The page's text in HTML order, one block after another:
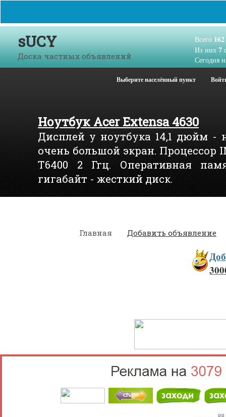
sUCY
Доска частных объявлений
Всего 162
Из них 7
Сегодня
Выберите населённый пункт
Ноутбук Acer Extensa 4630
Дисплей у ноутбука 14,1 дюйм -
очень большой экран. Процессор
T6400 2 Ггц. Оперативная
гигабайт - жесткий диск.
Главная Добавить объявление